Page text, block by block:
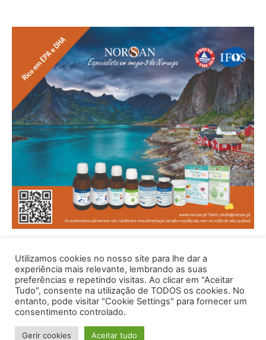
Utilizamos cookies no nosso site para lhe dar a
experiência mais relevante, lembrando as suas
preferências e repetindo visitas. Ao clicar em "Aceitar
Tudo", consente na utilização de TODOS os cookies. No
entanto, pode visitar "Cookie Settings" para fornecer um
consentimento controlado.
Gerir cookies Aceitar tudo